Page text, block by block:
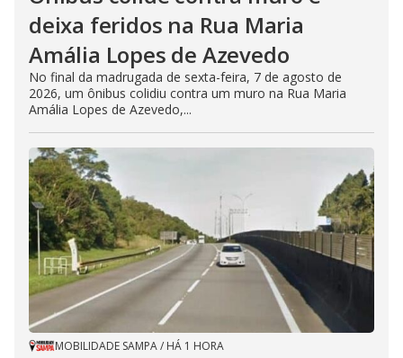
deixa feridos na Rua Maria
Amália Lopes de Azevedo
No final da madrugada de sexta-feira, 7 de agosto de
2026, um ônibus colidiu contra um muro na Rua Maria
Amália Lopes de Azevedo,...
MOBILIDADE SAMPA/ HÁ 1 HORA